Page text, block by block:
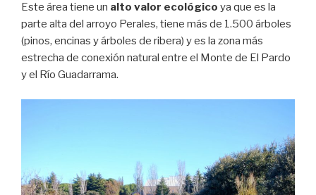
Este área tiene un alto valor ecológico ya que es la
parte alta del arroyo Perales, tiene más de 1.500 árboles
(pinos, encinas y árboles de ribera) y es la zona más
estrecha de conexión natural entre el Monte de El Pardo
y el Río Guadarrama.